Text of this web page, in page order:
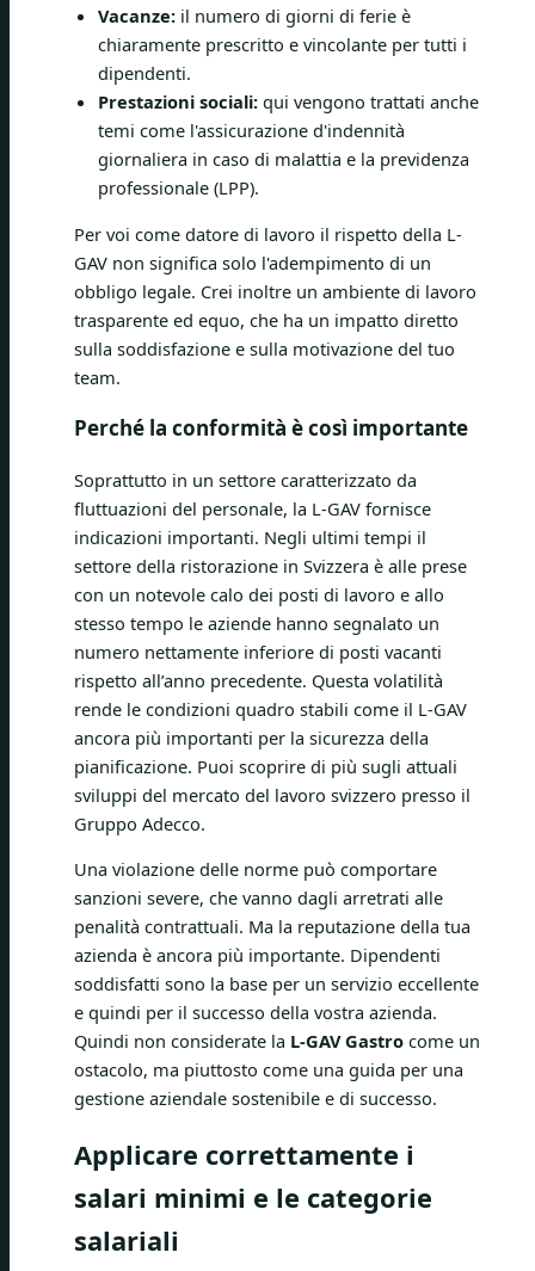
Vacanze: il numero di giorni di ferie è
chiaramente prescritto e vincolante per tutti i
dipendenti.
Prestazioni sociali: qui vengono trattati anche
temi come l'assicurazione d'indennità
giornaliera in caso di malattia e la previdenza
professionale (LPP).
Per voi come datore di lavoro il rispetto della L-
GAV non significa solo l'adempimento di un
obbligo legale. Crei inoltre un ambiente di lavoro
trasparente ed equo, che ha un impatto diretto
sulla soddisfazione e sulla motivazione del tuo
team.
Perché la conformità è così importante
Soprattutto in un settore caratterizzato da
fluttuazioni del personale, la L-GAV fornisce
indicazioni importanti. Negli ultimi tempi il
settore della ristorazione in Svizzera è alle prese
con un notevole calo dei posti di lavoro e allo
stesso tempo le aziende hanno segnalato un
numero nettamente inferiore di posti vacanti
rispetto all’anno precedente. Questa volatilità
rende le condizioni quadro stabili come il L-GAV
ancora più importanti per la sicurezza della
pianificazione. Puoi scoprire di più sugli attuali
sviluppi del mercato del lavoro svizzero presso il
Gruppo Adecco.
Una violazione delle norme può comportare
sanzioni severe, che vanno dagli arretrati alle
penalità contrattuali. Ma la reputazione della tua
azienda è ancora più importante. Dipendenti
soddisfatti sono la base per un servizio eccellente
e quindi per il successo della vostra azienda.
Quindi non considerate la L-GAV Gastro come un
ostacolo, ma piuttosto come una guida per una
gestione aziendale sostenibile e di successo.
Applicare correttamente i
salari minimi e le categorie
salariali